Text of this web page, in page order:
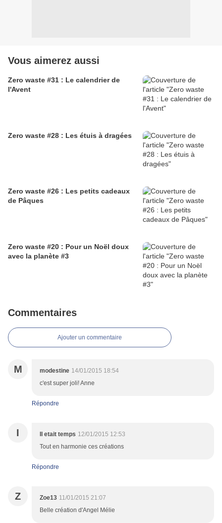
Vous aimerez aussi
Zero waste #31 : Le calendrier de
l'Avent
Zero waste #28 : Les étuis à dragées
Zero waste #26 : Les petits cadeaux
de Pâques
Zero waste #20 : Pour un Noël doux
avec la planète #3
Commentaires
Ajouter un commentaire
M modestine 14/01/2015 18:54
c'est super joli! Anne
Répondre
I Il etait temps 12/01/2015 12:53
Tout en harmonie ces créations
Répondre
Z Zoe13 11/01/2015 21:07
Belle création d'Angel Mélie